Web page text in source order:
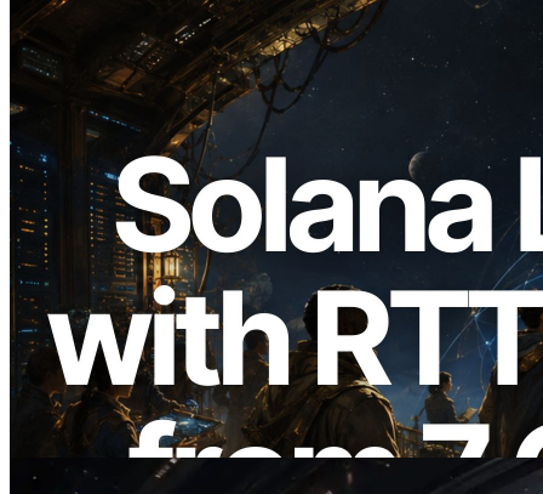
2026.08.05
ERPC, Solana Leader Slot API'yi 7
küresel bölgeden ping ölçümüyle
genişletti — Validators Information API
de yayında
Bu makaleyi oku